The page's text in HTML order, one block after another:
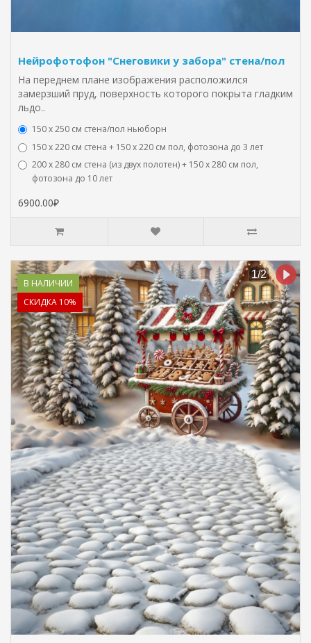
Нейрофотофон "Снеговики у забора" стена/пол
На переднем плане изображения расположился
замерзший пруд, поверхность которого покрыта гладким
льдо..
150 х 250 см стена/пол ньюборн
150 х 220 см стена + 150 х 220 см пол, фотозона до 3 лет
200 х 280 см стена (из двух полотен) + 150 х 280 см пол,
фотозона до 10 лет
6900.00₽
В НАЛИЧИИ
СКИДКА 10%